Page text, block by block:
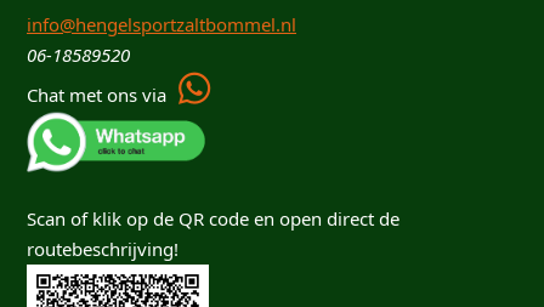
info@hengelsportzaltbommel.nl
06-18589520
Chat met ons via
Scan of klik op de QR code en open direct de
routebeschrijving!